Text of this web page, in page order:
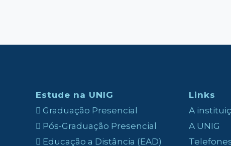
Estude na UNIG
Graduação Presencial
Pós-Graduação Presencial
Educação a Distância (EAD)
Links
A
A UNIG